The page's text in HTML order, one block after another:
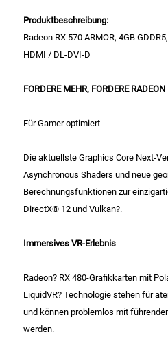
Einkochen
Essig
Fruchtsaft
Frühstück / Cerealien
Produktbeschreibung:
Radeon RX 570 ARMOR, 4GB
HDMI / DL-DVI-D
FORDERE MEHR, FORDERE RADEON
Für Gamer optimiert
Die aktuellste Graphics Core Next-
Asynchronous Shaders und neue
Berechnungsfunktionen zur
DirectX® 12 und Vulkan?.
Immersives VR-Erlebnis
Radeon? RX 480-Grafikkarten mit
LiquidVR? Technologie stehen für
und können problemlos mit
werden.